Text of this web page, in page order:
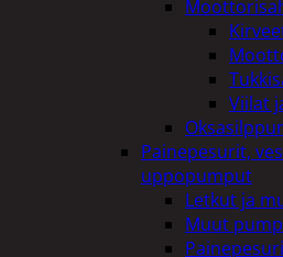
Viilat
Painepesurit,
uppopumput
Letkut ja
Muut